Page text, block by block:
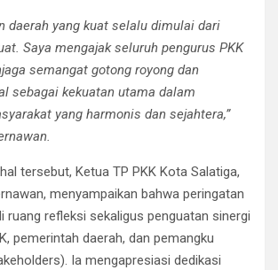
daerah yang kuat selalu dimulai dari
Saya mengajak seluruh pengurus PKK
semangat gotong royong dan
sebagai kekuatan utama dalam
yang harmonis dan sejahtera,”
tersebut, Ketua TP PKK Kota Salatiga,
menyampaikan bahwa peringatan
ruang refleksi sekaligus penguatan sinergi
pemerintah daerah, dan pemangku
Ia mengapresiasi dedikasi